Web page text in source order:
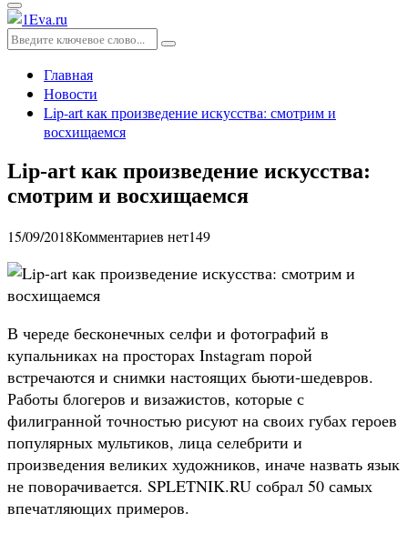
Основное
меню
Искать:
Поиск
Главная
Новости
Lip-art как произведение искусства: смотрим и
восхищаемся
Lip-art как произведение искусства:
смотрим и восхищаемся
15/09/2018Комментариев нет149
В череде бесконечных селфи и фотографий в
купальниках на просторах Instagram порой
встречаются и снимки настоящих бьюти-шедевров.
Работы блогеров и визажистов, которые с
филигранной точностью рисуют на своих губах героев
популярных мультиков, лица селебрити и
произведения великих художников, иначе назвать язык
не поворачивается. SPLETNIK.RU собрал 50 самых
впечатляющих примеров.